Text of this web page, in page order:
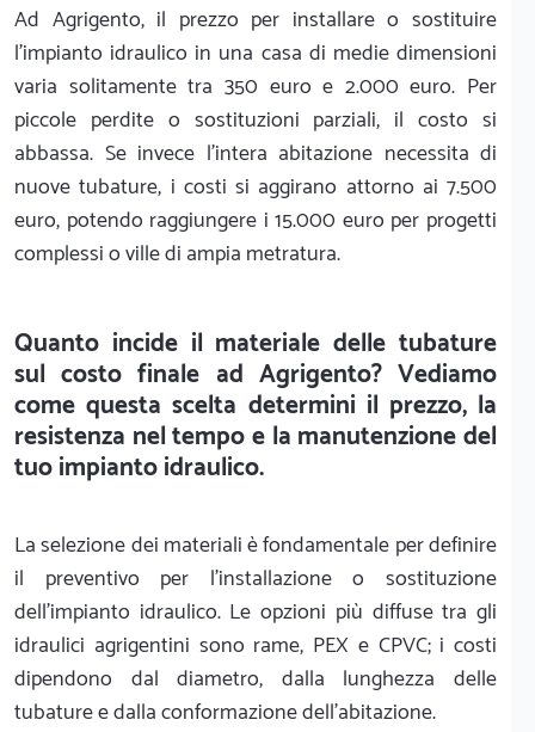
Ad Agrigento, il prezzo per installare o sostituire
l'impianto idraulico in una casa di medie dimensioni
varia solitamente tra 350 euro e 2.000 euro. Per
piccole perdite o sostituzioni parziali, il costo si
abbassa. Se invece l'intera abitazione necessita di
nuove tubature, i costi si aggirano attorno ai 7.500
euro, potendo raggiungere i 15.000 euro per progetti
complessi o ville di ampia metratura.
Quanto incide il materiale delle tubature
sul costo finale ad Agrigento? Vediamo
come questa scelta determini il prezzo, la
resistenza nel tempo e la manutenzione del
tuo impianto idraulico.
La selezione dei materiali è fondamentale per definire
il preventivo per l'installazione o sostituzione
dell'impianto idraulico. Le opzioni più diffuse tra gli
idraulici agrigentini sono rame, PEX e CPVC; i costi
dipendono dal diametro, dalla lunghezza delle
tubature e dalla conformazione dell'abitazione.